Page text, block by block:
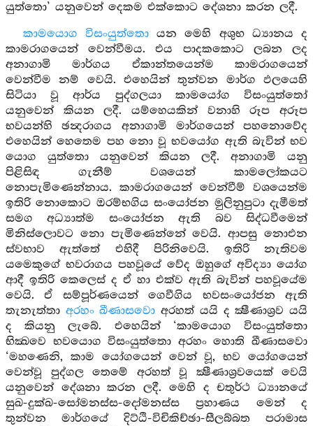
යුත්තො’ යනුවෙන් දෙකම එක්කොට දේශනා කරන ලදී.
කාමයොග විසංයුත්තොයන මෙහි අශුභ ධ්‍යානය ද
කාමරාගයෙන් වෙන්වීමය. එය පාදකකොට ලබන ලද
අනාගාමි මාර්ගය ඒකාන්තයෙන්ම කාමරාගයෙන්
වෙන්වීම නම් වෙයි. එහෙයින් තුන්වන මාර්ග ඵලයෙහි
සිටියා වූ ආර්ය පුද්ගලයා කාමයෝග විසංයුත්තෝ
යනුවෙන් කියන ලදී. යම්හෙයකින් වනාහි රූප අරූප
භවයන්හි ඡන්‍දරාගය අනාගාමි මාර්ගයෙන් පහනොවේද
එහෙයින් හෙතෙම පහ නො වූ භවයෝග ඇති බැවින් භව
යොග යුත්තො යනුවෙන් කියන ලදී. අනාගාමි යනු
පිළිසිඳ ගැනීම් වශයෙන් කාමලෝකයට
නොපැමිණෙන්නාය. කාමරාගයෙන් වෙන්වීම් වශයෙන්ම
ඉතිරි නොකොට ඔරම්භගිය සංයෝජන මුලිනුපුටා දැමීමත්
සමග අධ්‍යාත්ම සංයෝජන ඇති බව සිද්ධවීමෙන්
මිනිස්ලොවට නො පැමිණෙන්නේ වෙයි. ආපසු නොඑන
ස්වභාව ඇත්තේ එහිදී පිරිනිවෙයි. ඉතිරි නැතිවම
යමෙකුගේ භවරාගය පහවූයේ වේද ඔහුගේ අවිද්‍යා යෝග
ආදී ඉතිරි කෙලෙස් ද ඒ හා එක්ව ඇති බැවින් පහවූයේම
වෙයි. ඒ සම්පූර්ණයෙන් ගෙවීගිය භවසංයෝජන ඇති
තැනැත්තා අරහං ඛීණාසවොඅරහත් යයි ද ක්‍ෂීණාශ්‍රව යයි
ද කියනු ලැබේ. එහෙයින් ‘කාමයොග විසංයුත්තො
භික්‍ඛවෙ භවයොග විසංයුත්තො අරහං හොති ඛීණාසවො
‘මහණෙනි, කාම යෝගයෙන් වෙන් වූ, භව යෝගයෙන්
වෙන්වූ පුද්ගල තෙමේ අරහත් වූ ක්‍ෂීණාශ්‍රවයෙක් වෙයි
යනුවෙන් දේශනා කරන ලදී. මෙහි ද චතුර්ථ ධ්‍යානයේ
සුඛ-දුක්ඛ-සෝමනස්ස-දෝමනස්ස ප්‍රහාණය මෙන් ද
තුන්වන මාර්ගයේ දිට්ඨි-විචිකිච්ඡා-සීලබ්බත පරාමාස